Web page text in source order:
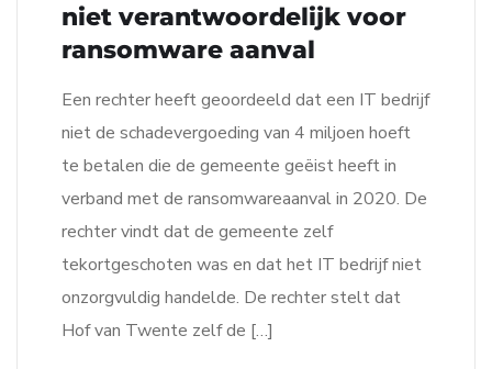
niet verantwoordelijk voor
ransomware aanval
Een rechter heeft geoordeeld dat een IT bedrijf
niet de schadevergoeding van 4 miljoen hoeft
te betalen die de gemeente geëist heeft in
verband met de ransomwareaanval in 2020. De
rechter vindt dat de gemeente zelf
tekortgeschoten was en dat het IT bedrijf niet
onzorgvuldig handelde. De rechter stelt dat
Hof van Twente zelf de […]